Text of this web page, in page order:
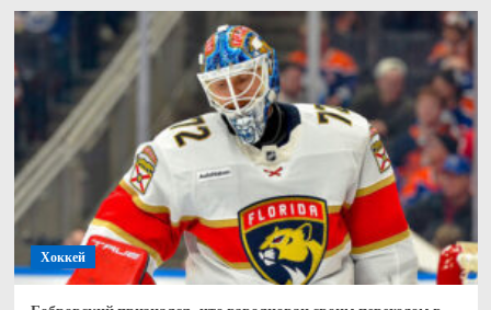
Бобровский:
буду
учиться
игре
хоккей
всю
жизнь
Хоккей